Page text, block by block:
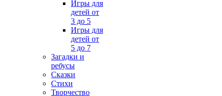
Игры для
детей от
3 до 5
Игры для
детей от
5 до 7
Загадки и
ребусы
Сказки
Стихи
Творчество